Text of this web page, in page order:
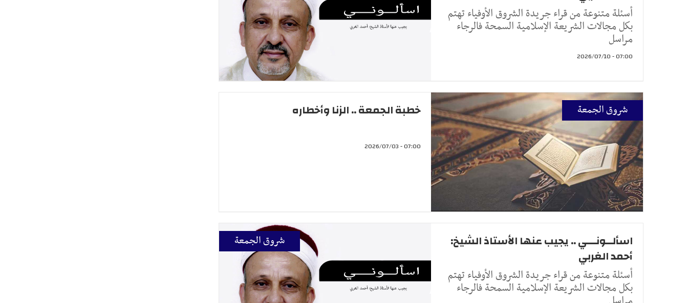
أسئلة متنوعة من قراء جريدة الشروق الأوفياء تهتم
بكل مجالات الشريعة الإسلامية السمحة فالرجاء
مراسل
07:00 - 2026/07/10
شروق الجمعة خطبة الجمعة .. الزنا وأخطاره
07:00 - 2026/07/03
شروق الجمعة
اسألــونـــي .. يجيب عنها الأستاذ الشيخ:
أحمد الغربي
أسئلة متنوعة من قراء جريدة الشروق الأوفياء تهتم
بكل مجالات الشريعة الإسلامية السمحة فالرجاء